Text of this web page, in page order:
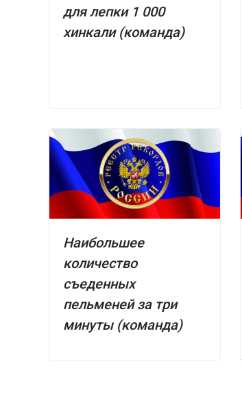
для лепки 1 000
хинкали (команда)
Наибольшее
количество
съеденных
пельменей за три
минуты (команда)